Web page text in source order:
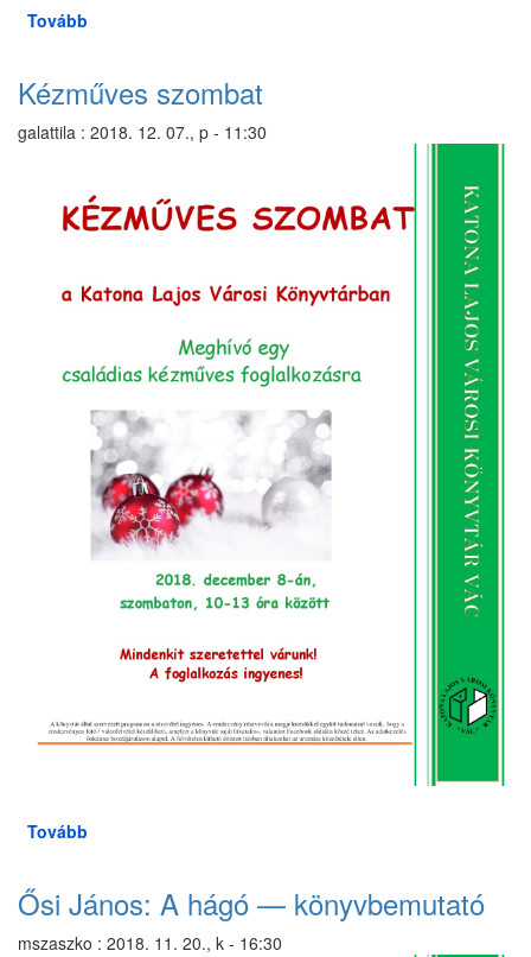
Tovább
Kézműves szombat
galattila : 2018. 12. 07., p - 11:30
Tovább
Ősi János: A hágó — könyvbemutató
mszaszko : 2018. 11. 20., k - 16:30